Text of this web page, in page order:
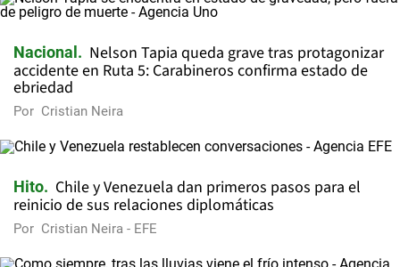
Nacional
Nelson Tapia queda grave tras protagonizar
accidente en Ruta 5: Carabineros confirma estado de
ebriedad
Por Cristian Neira
Hito
Chile y Venezuela dan primeros pasos para el
reinicio de sus relaciones diplomáticas
Por Cristian Neira - EFE